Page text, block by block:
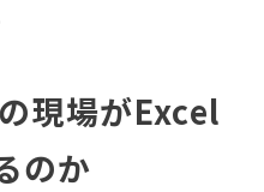
現場がExcel
のか